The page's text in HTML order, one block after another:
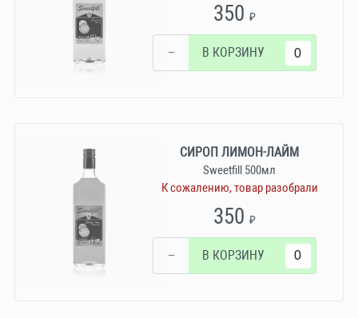
350₽
− В КОРЗИНУ
СИРОП ЛИМОН-ЛАЙМ
Sweetfill 500мл
К сожалению, товар разобрали
350₽
− В КОРЗИНУ